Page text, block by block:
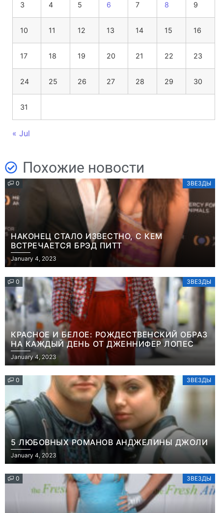
3 4 5 6 7 8 9
10 11 12 13 14 15 16
17 18 19 20 21 22 23
24 25 26 27 28 29 30
31
« Jul
Похожие новости
0 ЗВЕЗДЫ
НАКОНЕЦ СТАЛО ИЗВЕСТНО, С КЕМ
ВСТРЕЧАЕТСЯ БРЭД ПИТТ
January 4, 2023
0 ЗВЕЗДЫ
КРАСНОЕ И БЕЛОЕ: РОЖДЕСТВЕНСКИЙ ОБРАЗ
НА КАЖДЫЙ ДЕНЬ ОТ ДЖЕННИФЕР ЛОПЕС
January 4, 2023
0 ЗВЕЗДЫ
5 ЛЮБОВНЫХ РОМАНОВ АНДЖЕЛИНЫ ДЖОЛИ
January 4, 2023
0 ЗВЕЗДЫ